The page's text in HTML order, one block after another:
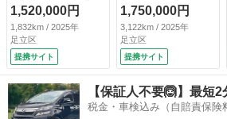
ーディオ バックカ
メラ 保証１年間・
距離無制限付き 前
後コーナーセンサ
ー 両側スライドド
ア左側電動 ＦＭ／
ＡＭラジオ 電動格
納ミラー パワーウ
1,520,000円
1,832km / 2025年
足立区
提携サイト
ィオ パノラマモニ
ター 保証１年間・
距離無制限付き Ａ
ＣＣ ＡＤＢ 両側
電動スライドドア
電動パーキングブレ
ーキ オートブレー
キホールド機能 ア
1,750,000円
3,122km / 2025年
足立区
提携サイト
【保証人不要🙆】最短
税金・車検込み（自賠責保険